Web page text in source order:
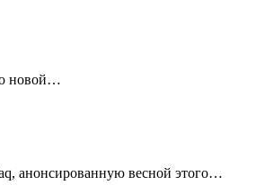
новой…
анонсированную весной этого…